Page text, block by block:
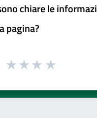
chiare le
pagina?